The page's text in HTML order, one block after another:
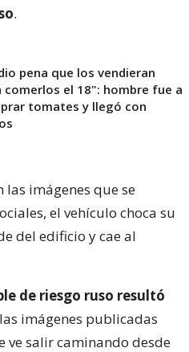
.
pena que los vendieran
comerlos el 18": hombre fue a
tomates y llegó con
las imágenes que se
el vehículo choca su
del edificio y cae al
de riesgo ruso resultó
imágenes publicadas
ve salir caminando desde